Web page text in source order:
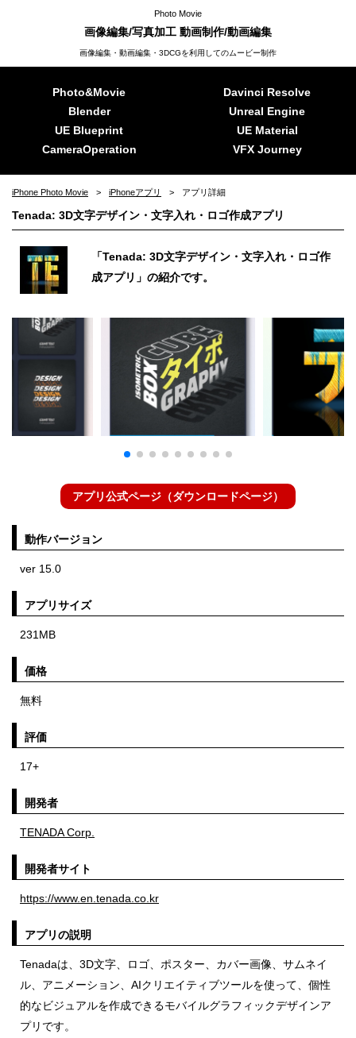
Photo Movie
画像編集/写真加工 動画制作/動画編集
画像編集・動画編集・3DCGを利用してのムービー制作
Photo&Movie
Davinci Resolve
Blender
Unreal Engine
UE Blueprint
UE Material
CameraOperation
VFX Journey
iPhone Photo Movie iPhoneアプリ アプリ詳細
Tenada: 3D文字デザイン・文字入れ・ロゴ作成アプリ
「Tenada: 3D文字デザイン・文字入れ・ロゴ作
成アプリ」の紹介です。
アプリ公式ページ（ダウンロードページ）
動作バージョン
ver 15.0
アプリサイズ
231MB
価格
無料
評価
17+
開発者
TENADA Corp.
開発者サイト
https://www.en.tenada.co.kr
アプリの説明
Tenadaは、3D文字、ロゴ、ポスター、カバー画像、サムネイ
ル、アニメーション、AIクリエイティブツールを使って、個性
的なビジュアルを作成できるモバイルグラフィックデザインア
プリです。